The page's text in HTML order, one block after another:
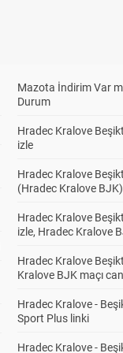
Mazota İndirim Var
Durum
Hradec Kralove
izle
Hradec Kralove
(Hradec Kralove BJK)
Hradec Kralove
izle, Hradec Kralove
Hradec Kralove
Kralove BJK maçı
Hradec Kralove -
Sport Plus linki
Hradec Kralove -